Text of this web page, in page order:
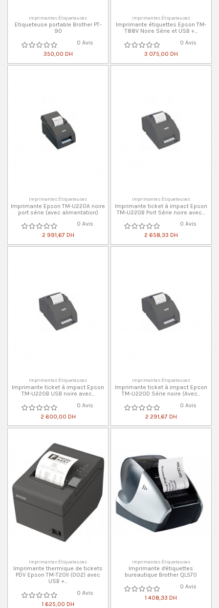
Imprimantes Étiqueteuses
Etiqueteuse portable Brother PT-
90
0 Avis
350,00 DH
Imprimantes Étiqueteuses
Imprimante étiquettes Epson TM-
T88V Noire Série et USB +...
0 Avis
3 075,00 DH
Imprimantes Étiqueteuses
Imprimante Epson TM-U220A noire
port série (avec alimentation)
0 Avis
2 991,67 DH
Imprimantes Étiqueteuses
Imprimante ticket à impact Epson
TM-U220B Port Série noire avec...
0 Avis
2 658,33 DH
Imprimantes Étiqueteuses
Imprimante ticket à impact Epson
TM-U220B USB noire avec...
0 Avis
2 600,00 DH
Imprimantes Étiqueteuses
Imprimante ticket à impact Epson
TM-U220D Série noire (Avec...
0 Avis
2 291,67 DH
Imprimantes Étiqueteuses
Imprimante thermique de tickets
PDV Epson TM-T20II (002) avec
USB +...
0 Avis
1 625,00 DH
Imprimantes Étiqueteuses
Imprimante d'étiquettes
bureautique Brother QL570
0 Avis
1 408,33 DH